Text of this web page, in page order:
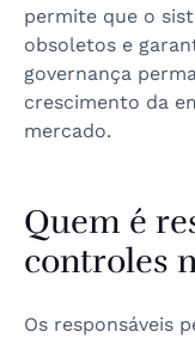
permite que o
obsoletos e
governança
crescimento da
mercado.
Quem é
controles
Os responsáveis